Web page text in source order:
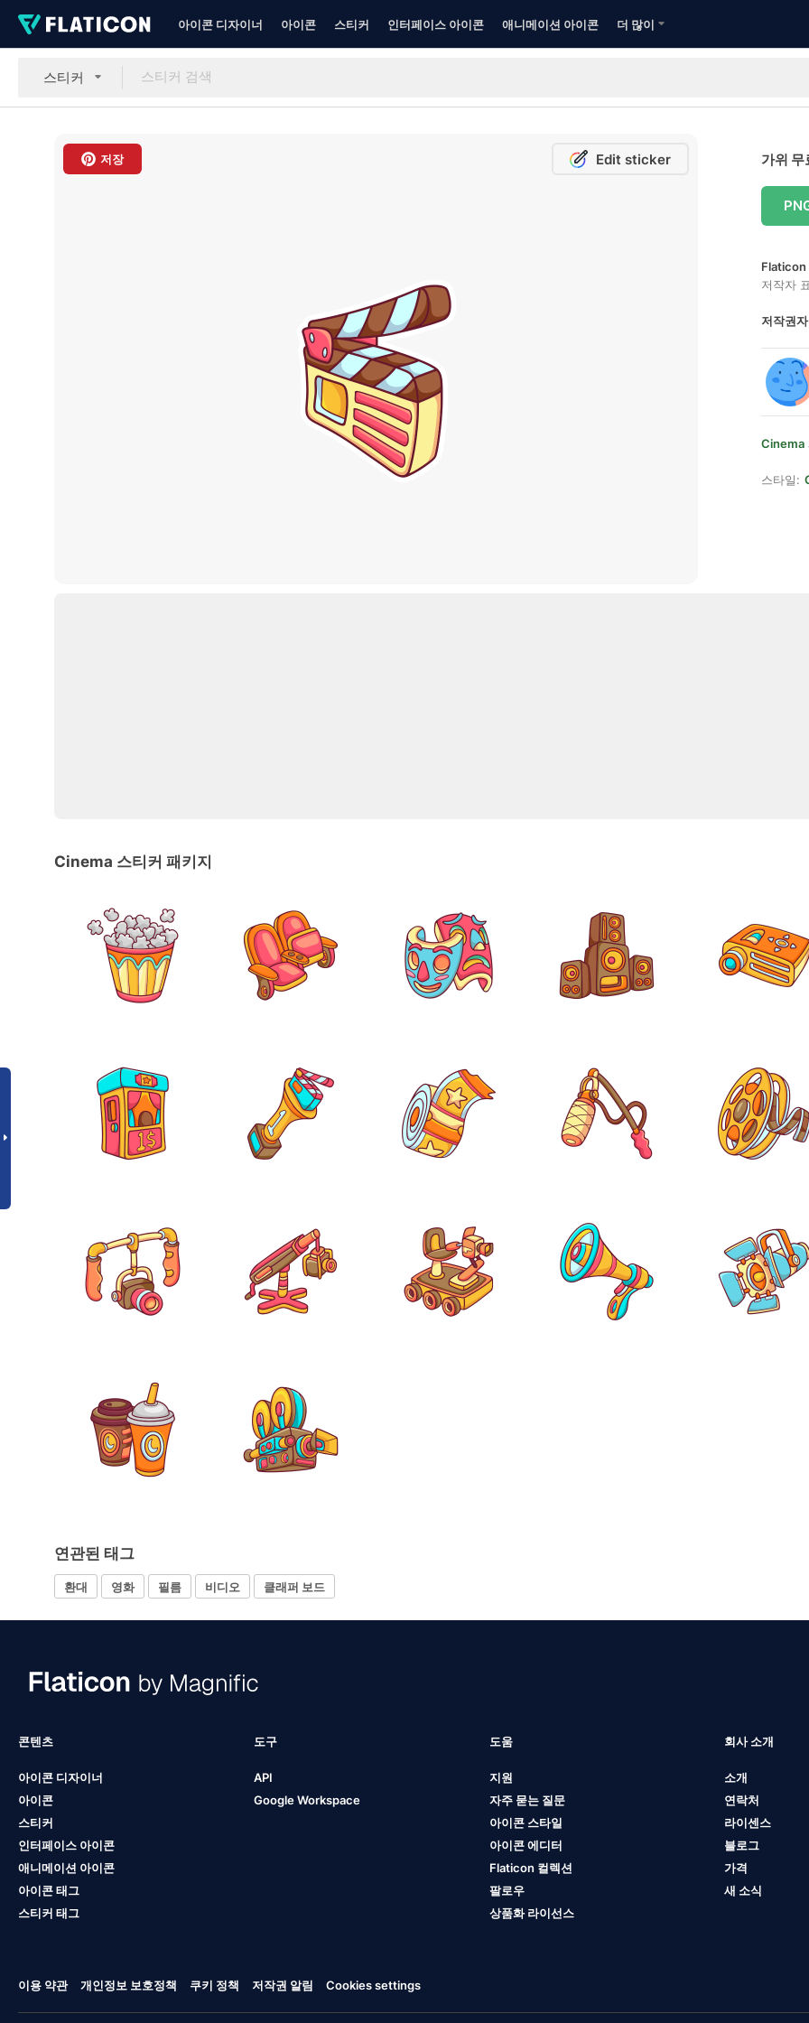
아이콘 디자이너 아이콘 스티커 인터페이스 아이콘 애니메이션 아이콘 더 많이
스티커
저장 Edit sticker 가위 무
Flaticon
저작자
저작권
Cinema
스타일:
Cinema 스티커 패키지
연관된 태그
환대 영화 필름 비디오 클래퍼 보드
콘텐츠
아이콘 디자이너
아이콘
스티커
인터페이스 아이콘
애니메이션 아이콘
아이콘 태그
스티커 태그
도구
API
Google Workspace
도움
지원
자주 묻는 질문
아이콘 스타일
아이콘 에디터
Flaticon 컬렉션
팔로우
상품화 라이선스
회사 소개
소개
연락처
라이센스
블로그
가격
새 소식
이용 약관 개인정보 보호정책 쿠키 정책 저작권 알림 Cookies settings